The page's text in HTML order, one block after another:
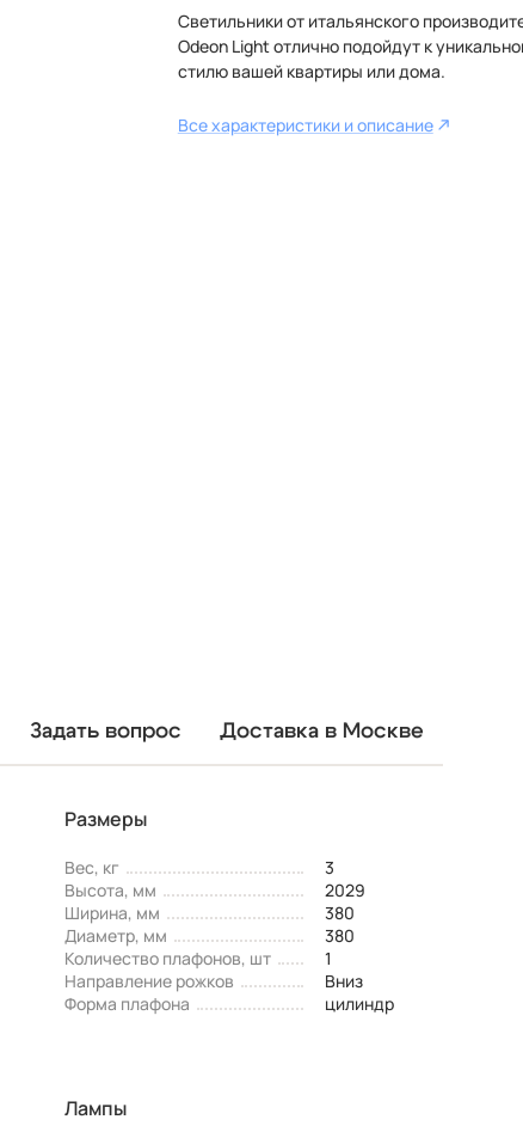
Светильники от итальянского
Odeon Light отлично подойдут к
стилю вашей квартиры или дома.
Все характеристики и описание
Задать вопрос Доставка в Москве
Размеры
Вес, кг
3
Высота, мм
2029
Ширина, мм
380
Диаметр, мм
380
Количество плафонов, шт
1
Направление рожков
Вниз
Форма плафона
цилиндр
Лампы